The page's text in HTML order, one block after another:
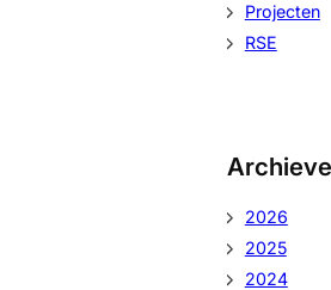
r
a
Projecten
RSE
2026
2025
2024